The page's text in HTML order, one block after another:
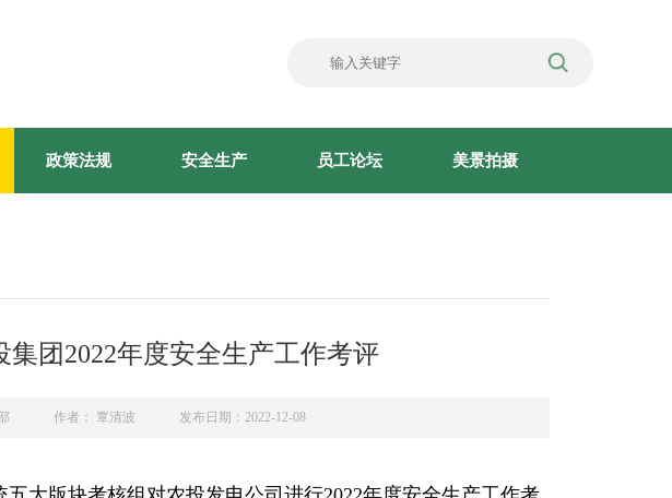
政策法规 安全生产 员工论坛 美景拍摄
集团2022年度安全生产工作考评
作者： 覃清波 发布日期：2022-12-08